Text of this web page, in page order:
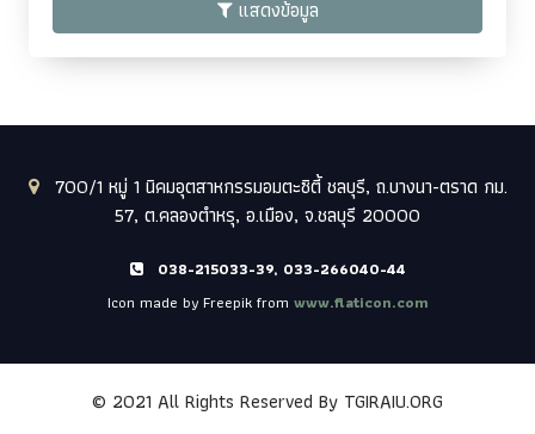
แสดงข้อมูล
700/1 หมู่ 1 นิคมอุตสาหกรรมอมตะซิตี้ ชลบุรี, ถ.บางนา-ตราด กม.
57, ต.คลองตำหรุ, อ.เมือง, จ.ชลบุรี 20000
038-215033-39, 033-266040-44
Icon made by Freepik from www.flaticon.com
© 2021 All Rights Reserved By TGIRAIU.ORG